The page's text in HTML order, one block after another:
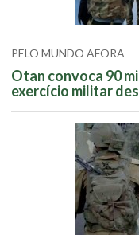
PELO MUNDO AFORA
Otan convoca 90
exercício militar